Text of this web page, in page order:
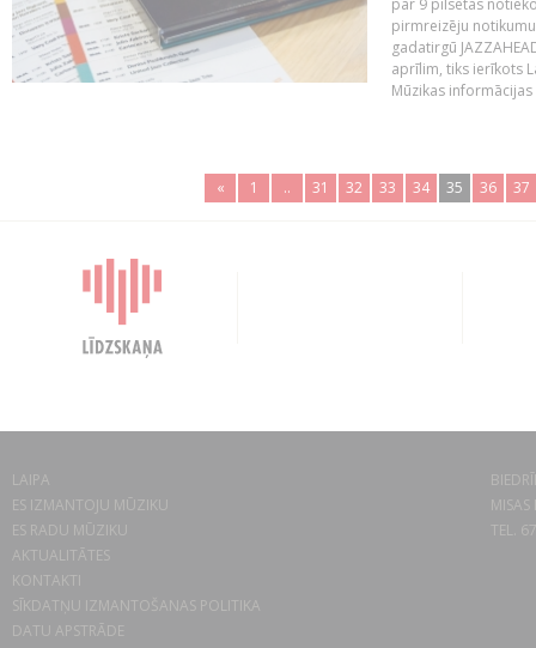
par 9 pilsētās
pirmreizēju
gadatirgū
aprīlim, tiks ierīkots
Mūzikas informācijas
« 1 .. 31 32 33 34 35 36 37
LAIPA
ES IZMANTOJU MŪZIKU
ES RADU MŪZIKU
AKTUALITĀTES
KONTAKTI
SĪKDATŅU IZMANTOŠANAS POLITIKA
DATU APSTRĀDE
TEL.